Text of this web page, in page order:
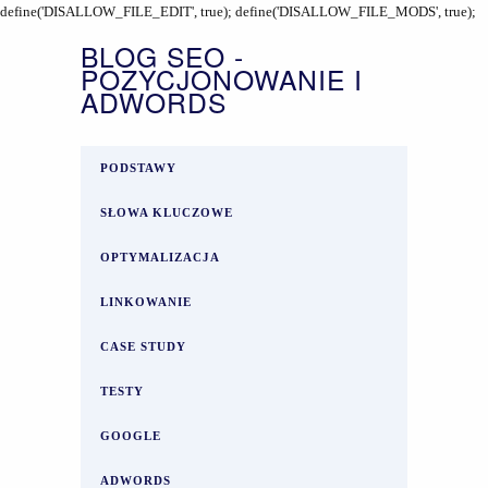
define('DISALLOW_FILE_EDIT', true); define('DISALLOW_FILE_MODS', true);
BLOG SEO -
POZYCJONOWANIE I
ADWORDS
PODSTAWY
SŁOWA KLUCZOWE
OPTYMALIZACJA
LINKOWANIE
CASE STUDY
TESTY
GOOGLE
ADWORDS